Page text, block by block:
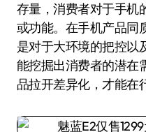
存量，消费者对于手机
或功能。在手机产品同
是对于大环境的把控以
能挖掘出消费者的潜在
品拉开差异化，才能在